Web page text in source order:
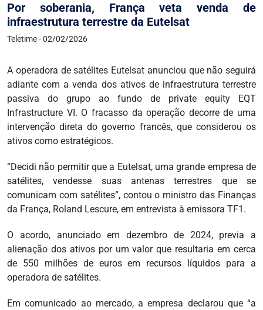
Por soberania, França veta venda de
infraestrutura terrestre da Eutelsat
Teletime - 02/02/2026
A operadora de satélites Eutelsat anunciou que não seguirá
adiante com a venda dos ativos de infraestrutura terrestre
passiva do grupo ao fundo de private equity EQT
Infrastructure VI. O fracasso da operação decorre de uma
intervenção direta do governo francês, que considerou os
ativos como estratégicos.
“Decidi não permitir que a Eutelsat, uma grande empresa de
satélites, vendesse suas antenas terrestres que se
comunicam com satélites”, contou o ministro das Finanças
da França, Roland Lescure, em entrevista à emissora TF1.
O acordo, anunciado em dezembro de 2024, previa a
alienação dos ativos por um valor que resultaria em cerca
de 550 milhões de euros em recursos líquidos para a
operadora de satélites.
Em comunicado ao mercado, a empresa declarou que “a